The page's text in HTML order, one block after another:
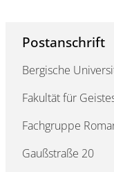
Postanschrift
Bergische
Fakultät für
Fachgruppe
Gaußstraße 20